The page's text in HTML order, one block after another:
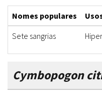
Nomes populares
Sete sangrias
Cymbopogon